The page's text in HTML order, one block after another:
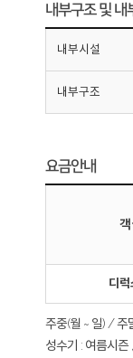
내부구조 및 내
내부시설
내부구조
요금안내
객
디럭
주중(월 ~ 일) / 주
성수기 : 여름시